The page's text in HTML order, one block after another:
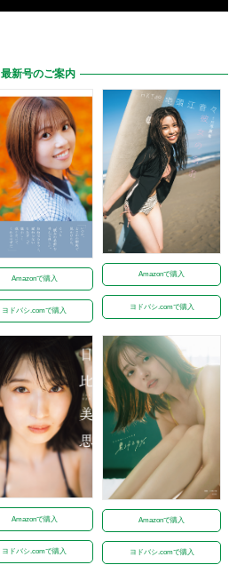
最新号のご案内
Amazonで購入
ヨドバシ.comで購入
Amazonで購入
ヨドバシ.comで購入
Amazonで購入
ヨドバシ.comで購入
Amazonで購入
ヨドバシ.comで購入